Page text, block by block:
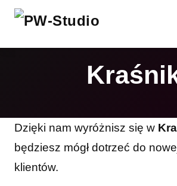
Dzięki nam wyróżnisz się w
będziesz mógł dotrzeć do
klientów.